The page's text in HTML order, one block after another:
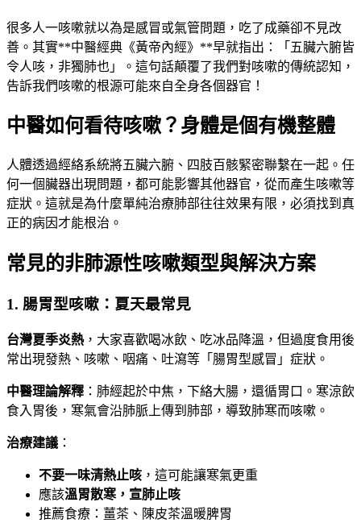
很多人一咳嗽就以為是感冒或氣管問題，吃了成藥卻不見改
善。其實**中醫經典《黃帝內經》**早就指出：「五臟六腑皆
令人咳，非獨肺也」。這句話顛覆了我們對咳嗽的傳統認知，
告訴我們咳嗽的根源可能來自全身各個器官！
中醫如何看待咳嗽？身體是個有機整體
人體透過經絡系統將五臟六腑、四肢百骸緊密聯繫在一起。任
何一個臟器出現問題，都可能影響其他器官，從而產生咳嗽等
症狀。這就是為什麼單純治療肺部往往效果有限，必須找到真
正的病因才能根治。
常見的非肺源性咳嗽類型與解決方案
1. 腸胃型咳嗽：夏天最常見
台灣夏季炎熱，大家喜歡喝冰飲、吃冰品降溫，但過度食用後
常出現發熱、咳嗽、咽痛、吐瀉等「腸胃型感冒」症狀。
中醫理論解釋 ：肺經起於中焦，下絡大腸，還循胃口。寒涼飲
食入胃後，寒氣會沿肺脈上傳到肺部，導致肺寒而咳嗽。
治療建議 ：
不要一味清熱止咳 ，這可能讓寒氣更重
應該溫胃散寒，宣肺止咳
推薦食療：薑茶、陳皮茶溫暖脾胃